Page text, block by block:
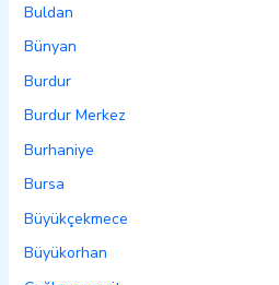
Buldan
Bünyan
Burdur
Burdur Merkez
Burhaniye
Bursa
Büyükçekmece
Büyükorhan